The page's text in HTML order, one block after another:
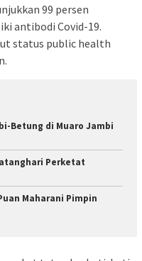
99 persen
antibodi Covid-19.
status public health
Betung di Muaro Jambi
Perketat
Maharani Pimpin